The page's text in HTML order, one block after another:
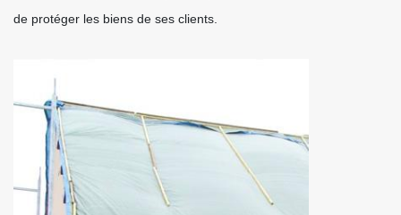
de protéger les biens de ses clients.